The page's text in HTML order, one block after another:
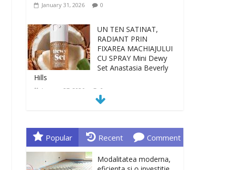
January 31, 2026 0
UN TEN SATINAT,
RADIANT PRIN
FIXAREA MACHIAJULUI
CU SPRAY Mini Dewy
Set Anastasia Beverly
Hills
January 27, 2026 0
DE CURATARE CeraVe
CU CERAMIDE SI
January 23, 2026 0
Popular Recent Comment
Modalitatea moderna,